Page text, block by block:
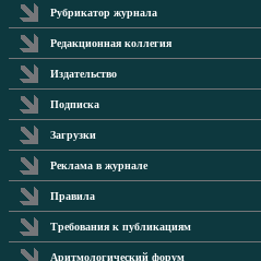
Рубрикатор журнала
Редакционная коллегия
Издательство
Подписка
Загрузки
Реклама в журнале
Правила
Требования к публикациям
Аритмологический форум